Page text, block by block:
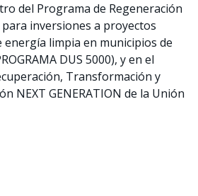
del Programa de Regeneración
inversiones a proyectos
energía limpia en municipios de
DUS 5000), y en el
Transformación y
NEXT GENERATION de la Unión